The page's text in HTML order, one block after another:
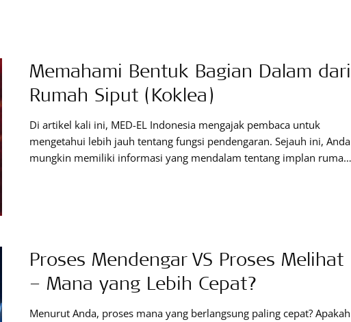
Memahami Bentuk Bagian Dalam dari
Rumah Siput (Koklea)
Di artikel kali ini, MED-EL Indonesia mengajak pembaca untuk
mengetahui lebih jauh tentang fungsi pendengaran. Sejauh ini, Anda
mungkin memiliki informasi yang mendalam tentang implan rumah
Proses Mendengar VS Proses Melihat
– Mana yang Lebih Cepat?
Menurut Anda, proses mana yang berlangsung paling cepat? Apakah